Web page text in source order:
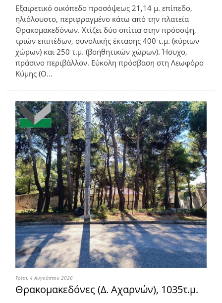
Εξαιρετικό οικόπεδο προσόψεως 21,14 μ. επίπεδο,
ηλιόλουστο, περιφραγμένο κάτω από την πλατεία
Θρακομακεδόνων. Χτίζει δύο σπίτια στην πρόσοψη,
τριών επιπέδων, συνολικής έκτασης 400 τ.μ. (κύριων
χώρων) και 250 τ.μ. (βοηθητικών χώρων). Ήσυχο,
πράσινο περιβάλλον. Εύκολη πρόσβαση στη Λεωφόρο
Κύμης (Ο...
Τρίτη, 4 Αυγούστου 2026
Θρακομακεδόνες (Δ. Αχαρνών), 1035τ.μ.